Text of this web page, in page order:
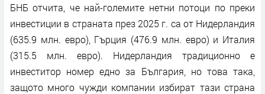
БНБ отчита, че най-големите нетни потоци по преки
инвестиции в страната през 2025 г. са от Нидерландия
(635.9 млн. евро), Гърция (476.9 млн. евро) и Италия
(315.5 млн. евро). Нидерландия традиционно е
инвеститор номер едно за България, но това така,
защото много чужди компании избират тази страна